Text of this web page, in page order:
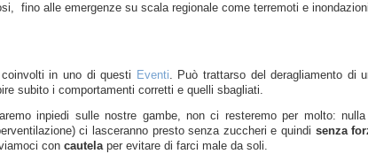
fino alle emergenze su scala regionale come terremoti e
in uno di questi Eventi. Può trattarso del deragliamento di
subito i comportamenti corretti e quelli sbagliati.
inpiedi sulle nostre gambe, non ci resteremo per molto:
ci lasceranno presto senza zuccheri e quindi senza
con cautelaper evitare di farci male da soli.